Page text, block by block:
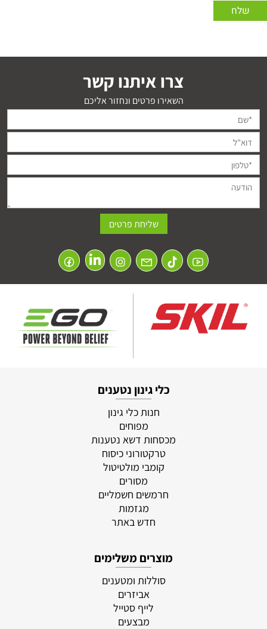
צרו איתנו קשר
השאירו פרטים ונחזור אליכם
כלי גינון נטענים
חנות כלי גינון
מפוחים
מכסחות דשא נטענות
טרקטורוני כיסוח
קומבי מולטיטול
מסורים
חרמשים חשמליים
מגזמות
חדש באתר
מוצרים משלימים
סוללות ומטענים
אביזרים
לייף סטייל
מבצעים